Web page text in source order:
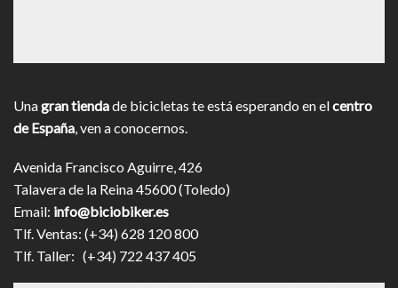
Unagran tiendade bicicletas te está esperando en elcentro
de España, ven a conocernos.
Avenida Francisco Aguirre, 426
Talavera de la Reina 45600 (Toledo)
Email: info@biciobiker.es
Tlf. Ventas: (+34) 628 120 800
Tlf. Taller: (+34) 722 437 405